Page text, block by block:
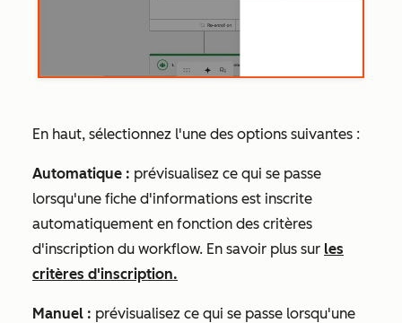
En haut, sélectionnez l'une des options suivantes :
Automatique : prévisualisez ce qui se passe
lorsqu'une fiche d'informations est inscrite
automatiquement en fonction des critères
d'inscription du workflow. En savoir plus sur les
critères d'inscription.
Manuel : prévisualisez ce qui se passe lorsqu'une